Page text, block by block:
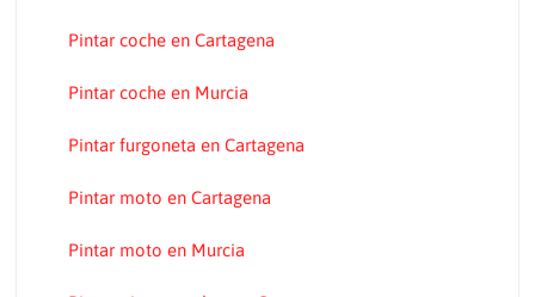
Pintar coche en Cartagena
Pintar coche en Murcia
Pintar furgoneta en Cartagena
Pintar moto en Cartagena
Pintar moto en Murcia